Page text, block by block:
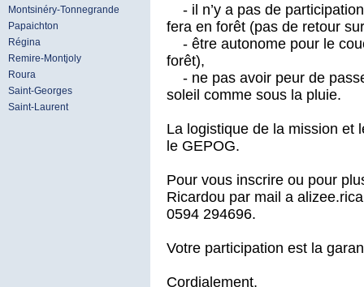
Montsinéry-Tonnegrande
Papaichton
Régina
Remire-Montjoly
Roura
Saint-Georges
Saint-Laurent
- il n’y a pas de
fera en forêt (pas de retour
- être autonome pour le
forêt),
- ne pas avoir peur de
soleil comme sous la pluie.
La logistique de la mission et
le GEPOG.
Pour vous inscrire ou pour
Ricardou par mail a
0594 294696.
Votre participation est la
Cordialement,